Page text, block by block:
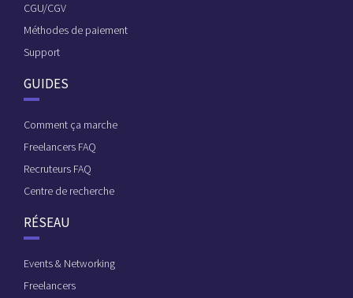
CGU/CGV
Méthodes de paiement
Support
GUIDES
Comment ça marche
Freelancers FAQ
Recruteurs FAQ
Centre de recherche
RÉSEAU
Events & Networking
Freelancers